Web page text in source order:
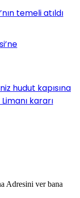
temeli atıldı
hudut kapısına
kararı
Adresini ver bana